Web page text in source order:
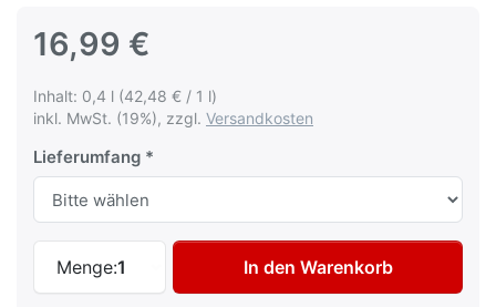
16,99 €
Inhalt: 0,4 l (42,48 € / 1 l)
inkl. MwSt. (19%), zzgl. Versandkosten
Lieferumfang
Menge:1
Autolack Spraydose für Citroen KLG
In den Warenkorb